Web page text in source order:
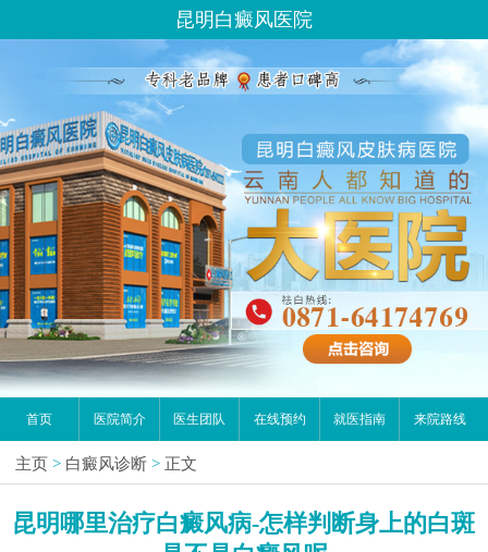
昆明白癜风医院
首页 医院简介 医生团队 在线预约 就医指南 来院路线
主页 > 白癜风诊断 > 正文
昆明哪里治疗白癜风病-怎样判断身上的白斑